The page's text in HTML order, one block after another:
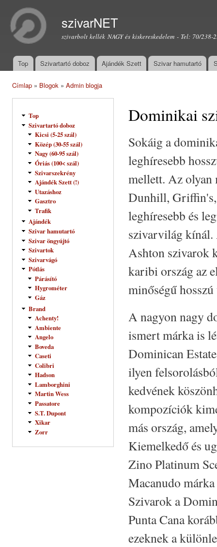
szivarNET
szivarbolt kellék NAGY és kiskereskedelem - Tel: 70/238-
Főmenü
Top Szivartartó doboz Ajándék Szett Szivar hamutartó
Címlap » Blogok » Admin blogja
Top
Szivartartó doboz
Kicsi (5-25 szál)
Közép (30-55 szál)
Nagy (60-95 szál)
Óriás (100< szál)
Szivarszekrény
Ajándék Szett (!)
Utazáshoz
Gasztro
Trafik
Ajándék
Szivar hamutartó
Szivar öngyújtó
Szivartok
Szivarvágó
Pótlás
Párásító
Hygrométer
Gáz
Brand
Achenty!
Ambiente
Angelo
Boveda
Caseti
Colibri
Hadson
Lamborghini
Martin Wess
Passatore
S.T. Dupont
Xikar
Zorr
Dominikai
Sokáig a
leghíresebb
mellett. Az olyan
Dunhill, Griffin's,
leghíresebb és
szivarvilág kínál.
Ashton szivarok
karibi ország az
minőségű
A nagyon nagy
ismert márka is
Dominican
ilyen
kedvének
kompozíciók
más ország,
Kiemelkedő és
Zino Platinum
Macanudo
Szivarok a
Punta Cana
ezeknek a